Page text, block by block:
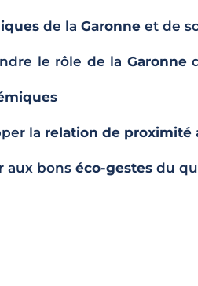
de laGaronne et de
le rôle de la Garonne
la relation de proximité
aux bonséco-gestes du